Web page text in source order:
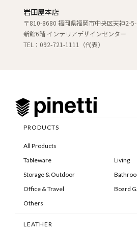
岩田屋本店
〒810-8680 福岡県福岡市中央区天神2-
新館6階 インテリアデザインセンター
TEL：092-721-1111（代表）
PRODUCTS
All Products
Tableware
Living
Storage & Outdoor
Office & Travel
Board
Others
LEATHER